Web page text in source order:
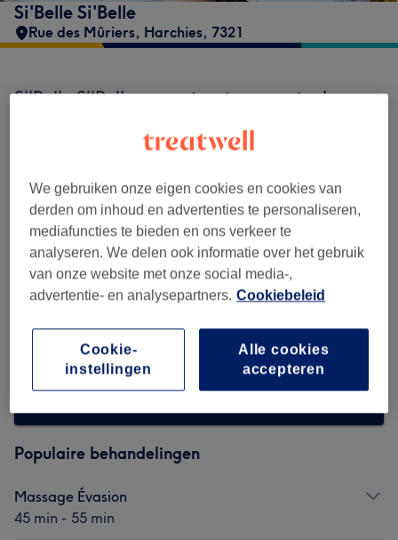
Si'Belle Si'Belle
Rue des Mûriers, Harchies, 7321
Si'Belle Si'Belle accepteert momenteel geen
zoekbalk bovenaan de pagina om
ontdekken. Je vindt er tal van hoogwaardige
professionals die klaarstaan om je te
ontvangen.
Vind de beste salons bij jou in de buurt
Zoek op Treatwell
Populaire behandelingen
Massage Évasion
45 min - 55 min
We gebruiken onze eigen cookies en cookies van
derden om inhoud en advertenties te personaliseren,
mediafuncties te bieden en ons verkeer te
analyseren. We delen ook informatie over het gebruik
van onze website met onze social media-,
advertentie- en analysepartners. Cookiebeleid
Alle cookies
accepteren
Cookie-
instellingen